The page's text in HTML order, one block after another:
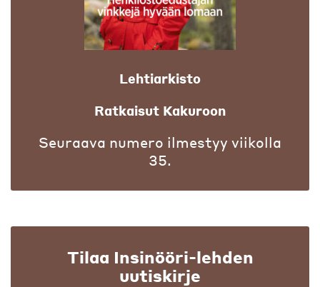
Lehtiarkisto
Ratkaisut Kakuroon
Seuraava numero ilmestyy viikolla
35.
Tilaa Insinööri-lehden
uutiskirje